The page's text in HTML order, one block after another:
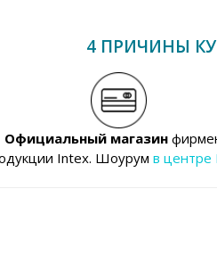
4 ПРИЧИНЫ
Официальный магазин
Intex. Шоурумв центре